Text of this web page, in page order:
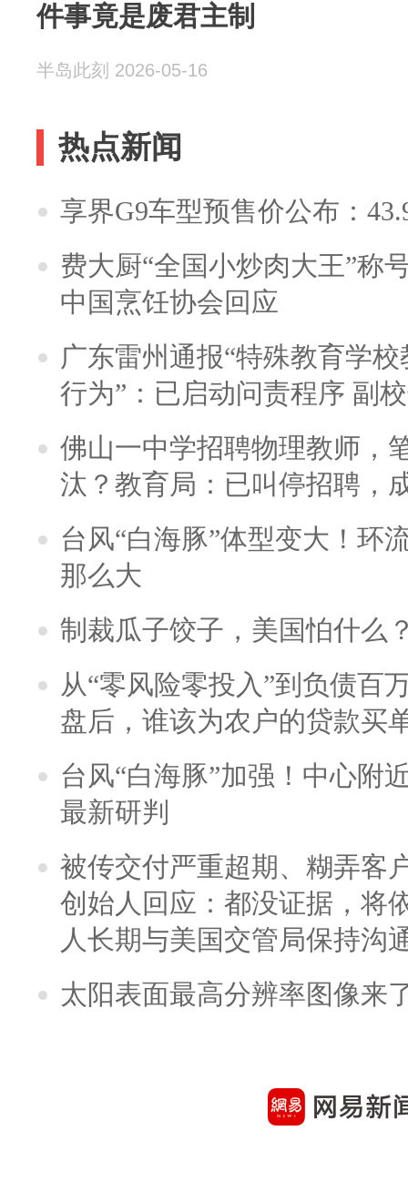
件事竟是废君主制
半岛此刻 2026-05-16
热点新闻
享界G9车型预售价公布：
费大厨“全国小炒肉大王”称
中国烹饪协会回应
广东雷州通报“特殊教育学
行为”：已启动问责程序 副
佛山一中学招聘物理教师，
汰？教育局：已叫停招聘，
台风“白海豚”体型变大！环
那么大
制裁瓜子饺子，美国怕什么
从“零风险零投入”到负债百
盘后，谁该为农户的贷款买
台风“白海豚”加强！中心附
最新研判
被传交付严重超期、糊弄客
创始人回应：都没证据，将
人长期与美国交管局保持沟
太阳表面最高分辨率图像来